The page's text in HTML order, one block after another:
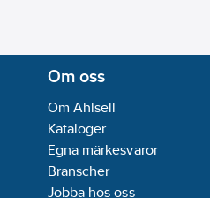
Om oss
Om Ahlsell
Kataloger
Egna märkesvaror
Branscher
Jobba hos oss